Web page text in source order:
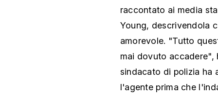
raccontato ai media
Young, descrivendola
amorevole. "Tutto
mai dovuto accadere",
sindacato di polizia ha
l'agente prima che